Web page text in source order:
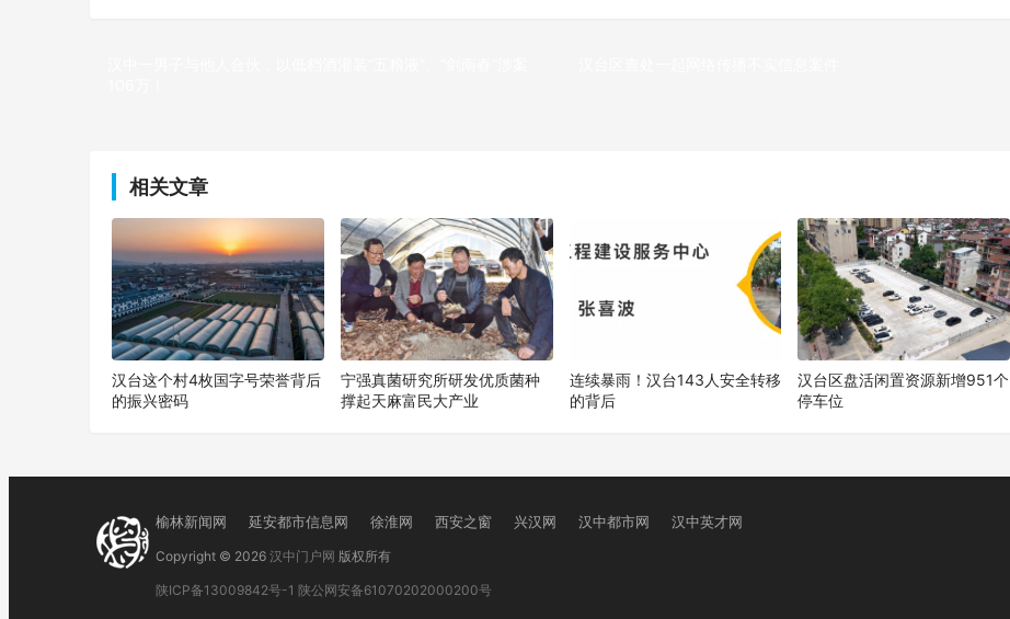
相关文章
汉台这个村4枚国字号荣誉背后
的振兴密码
宁强真菌研究所研发优质菌种
撑起天麻富民大产业
连续暴雨！汉台143人安全转移
的背后
汉台区盘活闲置资源新增951个
停车位
榆林新闻网 延安都市信息网 徐淮网 西安之窗 兴汉网 汉中都市网 汉中英才网
Copyright © 2026 汉中门户网 版权所有
陕ICP备13009842号-1 陕公网安备61070202000200号